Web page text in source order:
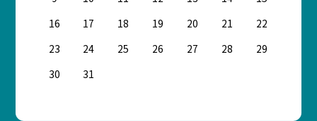
16
17 18 19 20 21
22
23
24 25 26 27 28
29
30
31